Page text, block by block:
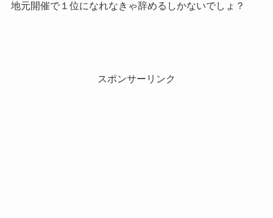
地元開催で１位になれなきゃ辞めるしかないでしょ？
スポンサーリンク